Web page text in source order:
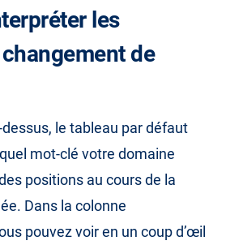
les
de
le tableau par défaut
mot-clé votre domaine
positions au cours de la
Dans la colonne
pouvez voir en un coup d’œil